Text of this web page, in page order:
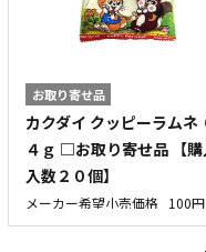
お取り寄せ品
カクダイ クッピーラムネ
４ｇ □お取り寄せ品 【購
入数２０個】
メーカー希望小売価格 100円